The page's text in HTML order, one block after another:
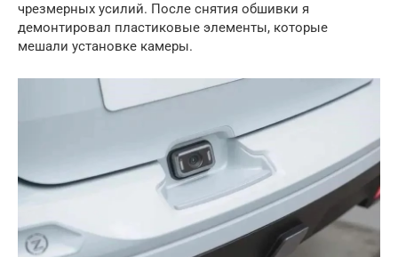
чрезмерных усилий. После снятия обшивки я
демонтировал пластиковые элементы, которые
мешали установке камеры.